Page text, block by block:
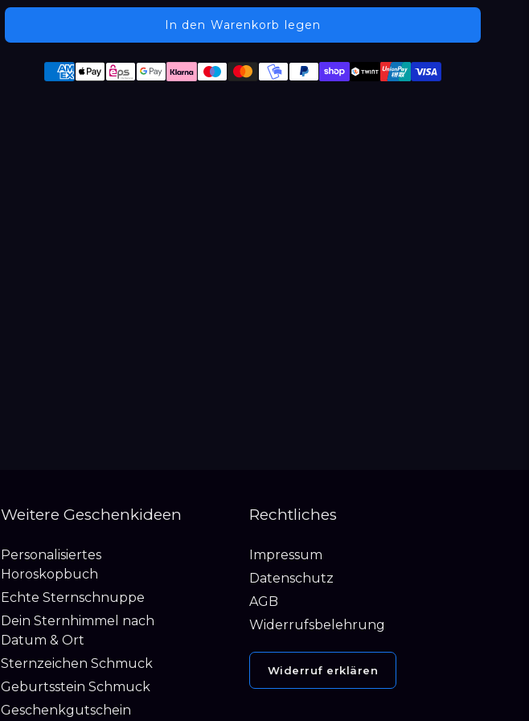
In den Warenkorb legen
Produkt
Zahlungsmethoden
Weitere Geschenkideen
Personalisiertes
Horoskopbuch
Echte Sternschnuppe
Dein Sternhimmel nach
Datum & Ort
Sternzeichen Schmuck
Geburtsstein Schmuck
Geschenkgutschein
Rechtliches
Impressum
Datenschutz
AGB
Widerrufsbelehrung
Widerruf erklären